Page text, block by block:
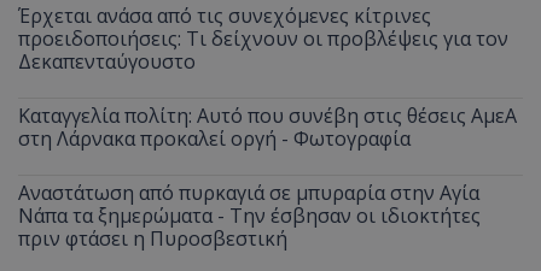
Έρχεται ανάσα από τις συνεχόμενες κίτρινες
προειδοποιήσεις: Τι δείχνουν οι προβλέψεις για τον
Δεκαπενταύγουστο
Καταγγελία πολίτη: Αυτό που συνέβη στις θέσεις ΑμεΑ
στη Λάρνακα προκαλεί οργή - Φωτογραφία
Αναστάτωση από πυρκαγιά σε μπυραρία στην Αγία
Νάπα τα ξημερώματα - Την έσβησαν οι ιδιοκτήτες
πριν φτάσει η Πυροσβεστική